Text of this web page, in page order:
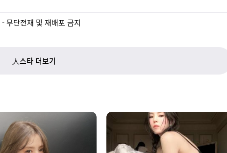
- 무단전재 및 재배포 금지
人스타 더보기